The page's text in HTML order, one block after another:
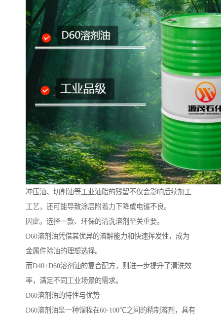
冲压油、切削油等工业油脂的残留不仅会影响后续加工
工艺，还可能导致涂层附着力下降或电镀不良。
因此，选择一款、环保的清洗溶剂至关重要。
D60溶剂油凭借其优异的溶解能力和快速挥发性，成为
金属件除油的理想选择。
而D40+D60溶剂油的复合配方，则进一步提升了清洗效
率，满足不同工业场景的需求。
D60溶剂油的特性与优势
D60溶剂油是一种馏程在60-100℃之间的精制溶剂，具有